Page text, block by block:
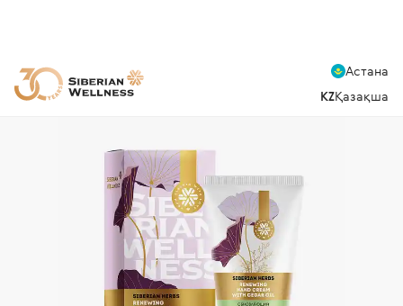
Астана
KZҚазақша